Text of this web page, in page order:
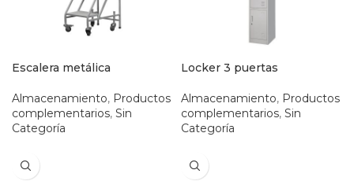
Escalera metálica
Almacenamiento, Productos
complementarios, Sin
Categoría
Locker 3 puertas
Almacenamiento, Productos
complementarios, Sin
Categoría